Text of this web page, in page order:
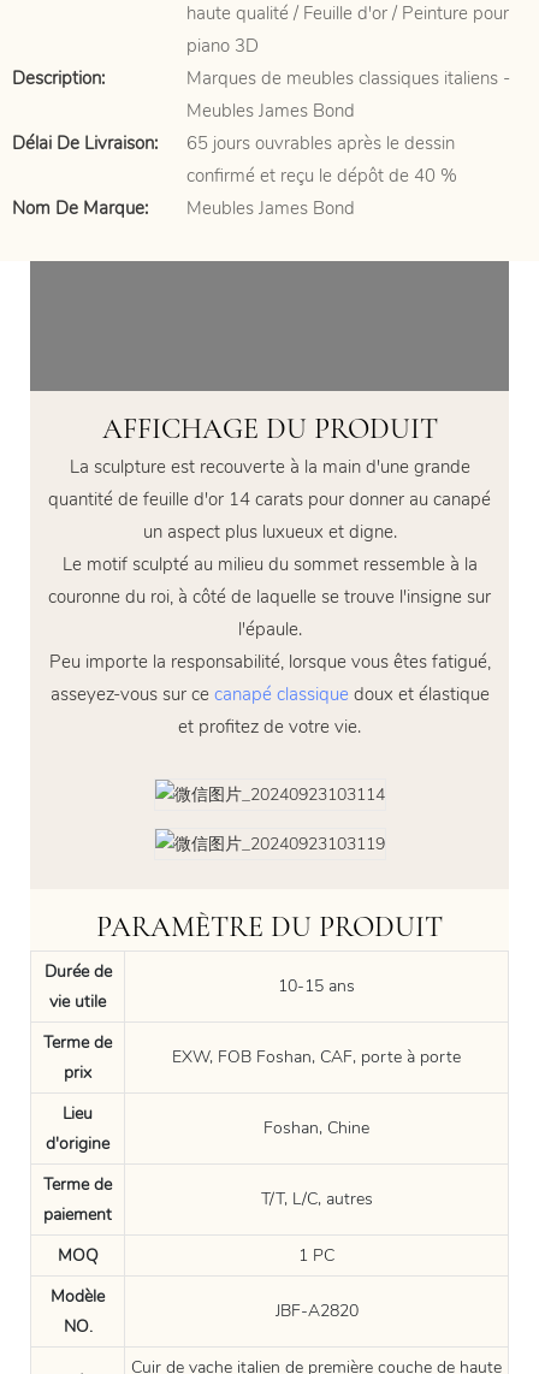
haute qualité / Feuille d'or / Peinture pour
piano 3D
Description:
Marques de meubles classiques italiens -
Meubles James Bond
Délai De Livraison:
65 jours ouvrables après le dessin
confirmé et reçu le dépôt de 40 %
Nom De Marque:
Meubles James Bond
AFFICHAGE DU PRODUIT
La sculpture est recouverte à la main d'une grande
quantité de feuille d'or 14 carats pour donner au canapé
un aspect plus luxueux et digne.
Le motif sculpté au milieu du sommet ressemble à la
couronne du roi, à côté de laquelle se trouve l'insigne sur
l'épaule.
Peu importe la responsabilité, lorsque vous êtes fatigué,
asseyez-vous sur ce canapé classique doux et élastique
et profitez de votre vie.
PARAMÈTRE DU PRODUIT
Durée de
vie utile
10-15 ans
Terme de
prix
EXW, FOB Foshan, CAF, porte à porte
Lieu
d'origine
Foshan, Chine
Terme de
paiement
T/T, L/C, autres
MOQ
1 PC
Modèle
NO.
JBF-A2820
Cuir de vache italien de première couche de haute